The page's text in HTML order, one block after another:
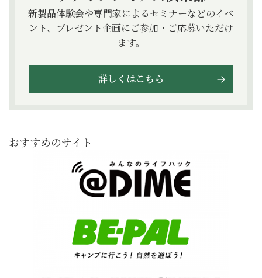
新製品体験会や専門家によるセミナーなどのイベ
ント、プレゼント企画にご参加・ご応募いただけ
ます。
詳しくはこちら
おすすめのサイト